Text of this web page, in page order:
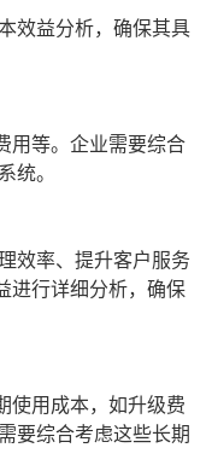
效益分析，确保其具
用等。企业需要综合
统。
效率、提升客户服务
进行详细分析，确保
使用成本，如升级费
要综合考虑这些长期